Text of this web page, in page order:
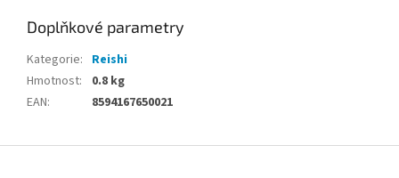
Doplňkové parametry
Kategorie: Reishi
Hmotnost:
0.8 kg
EAN: 8594167650021